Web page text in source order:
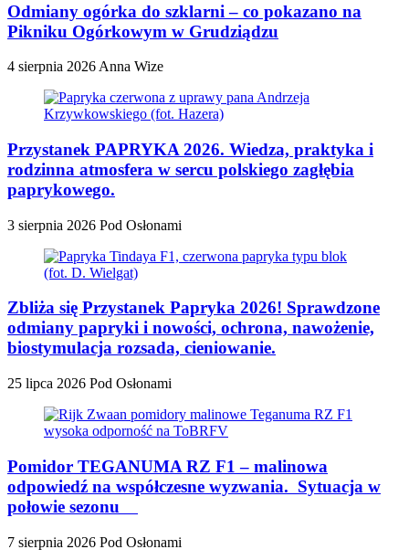
Odmiany ogórka do szklarni – co pokazano na
Pikniku Ogórkowym w Grudziądzu
4 sierpnia 2026 Anna Wize
Przystanek PAPRYKA 2026. Wiedza, praktyka i
rodzinna atmosfera w sercu polskiego zagłębia
paprykowego.
3 sierpnia 2026 Pod Osłonami
Zbliża się Przystanek Papryka 2026! Sprawdzone
odmiany papryki i nowości, ochrona, nawożenie,
biostymulacja rozsada, cieniowanie.
25 lipca 2026 Pod Osłonami
Pomidor TEGANUMA RZ F1 – malinowa
odpowiedź na współczesne wyzwania. Sytuacja w
połowie sezonu
7 sierpnia 2026 Pod Osłonami